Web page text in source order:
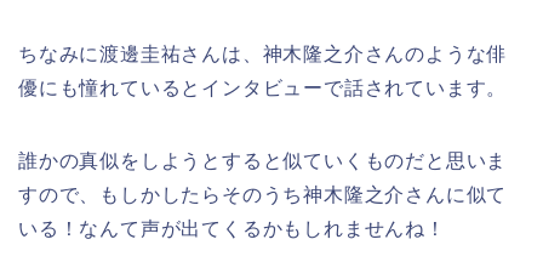
ちなみに渡邊圭祐さんは、神木隆之介さんのような俳
優にも憧れているとインタビューで話されています。
誰かの真似をしようとすると似ていくものだと思いま
すので、もしかしたらそのうち神木隆之介さんに似て
いる！なんて声が出てくるかもしれませんね！